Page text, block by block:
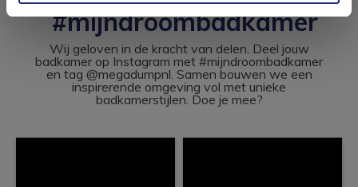
#mijndroombadkamer
Wij geloven in de kracht van delen. Deel jouw
badkamer op Instagram met #mijndroombadkamer
en tag @megadumpnl. Samen bouwen we een
inspirerende omgeving vol met unieke
badkamerstijlen. Doe je mee?